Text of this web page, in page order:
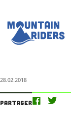
28.02.2018
Partager